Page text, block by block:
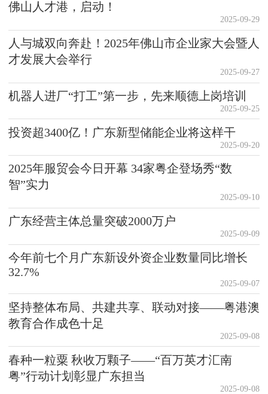
佛山人才港，启动！
2025-09-29
人与城双向奔赴！2025年佛山市企业家大会暨人
才发展大会举行
2025-09-27
机器人进厂“打工”第一步，先来顺德上岗培训
2025-09-25
投资超3400亿！广东新型储能企业将这样干
2025-09-20
2025年服贸会今日开幕 34家粤企登场秀“数
智”实力
2025-09-10
广东经营主体总量突破2000万户
2025-09-09
今年前七个月广东新设外资企业数量同比增长
32.7%
2025-09-07
坚持整体布局、共建共享、联动对接——粤港澳
教育合作成色十足
2025-09-08
春种一粒粟 秋收万颗子——“百万英才汇南
粤”行动计划彰显广东担当
2025-09-08